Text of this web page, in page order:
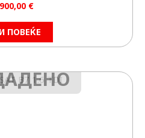
€
ПОВЕЌЕ